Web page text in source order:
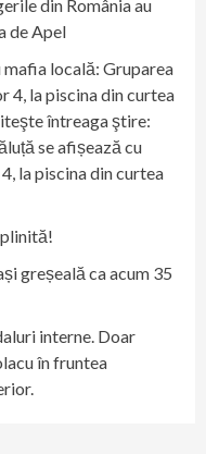
din România au
de Apel
mafia locală: Gruparea
4, la piscina din curtea
întreaga ştire:
se afișează cu
la piscina din curtea
greșeală ca acum 35
interne. Doar
în fruntea